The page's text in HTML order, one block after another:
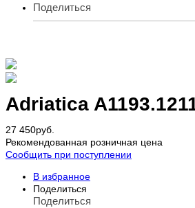
Поделиться
Adriatica
27 450руб.
Рекомендованная розничная цена
Сообщить при поступлении
В избранное
Поделиться
Поделиться